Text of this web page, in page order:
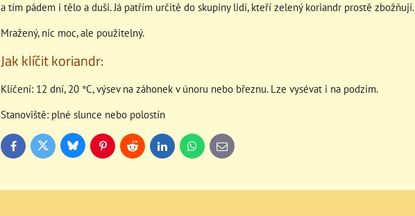
a tím pádem i tělo a duši. Já patřím určitě do skupiny lidí, kteří zelený koriandr prostě zbožňují.
Mražený, nic moc, ale použitelný.
Jak klíčit koriandr:
Klíčení: 12 dní, 20 °C, výsev na záhonek v únoru nebo březnu. Lze vysévat i na podzim.
Stanoviště: plné slunce nebo polostín
FacebookTwitter BlueskyPinterestReddit LinkedInWhatsApp
E-
mail